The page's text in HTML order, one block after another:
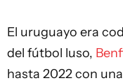
El uruguayo era
del fútbol luso,
hasta 2022 con